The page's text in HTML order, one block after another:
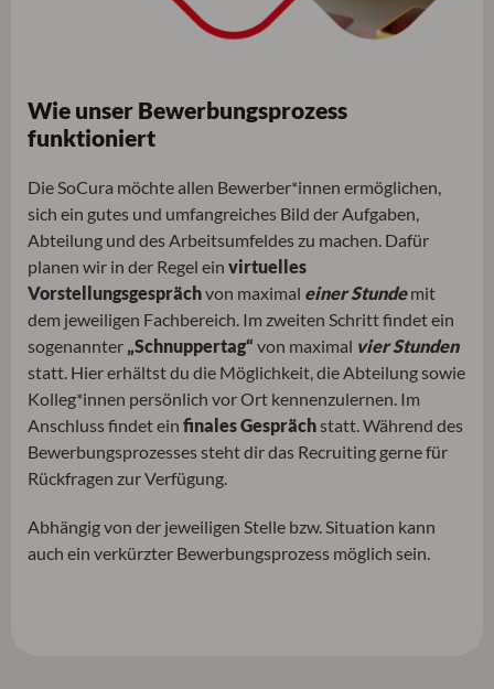
Wie unser Bewerbungsprozess
funktioniert
Die SoCura möchte allen Bewerber*innen ermöglichen,
sich ein gutes und umfangreiches Bild der Aufgaben,
Abteilung und des Arbeitsumfeldes zu machen. Dafür
planen wir in der Regel einvirtuelles
Vorstellungsgesprächvon maximal einer Stundemit
dem jeweiligen Fachbereich. Im zweiten Schritt findet ein
sogenannter „Schnuppertag“ von maximal vier Stunden
statt. Hier erhältst du die Möglichkeit, die Abteilung sowie
Kolleg*innen persönlich vor Ort kennenzulernen. Im
Anschluss findet einfinales Gesprächstatt. Während des
Bewerbungsprozesses steht dir das Recruiting gerne für
Rückfragen zur Verfügung.
Abhängig von der jeweiligen Stelle bzw. Situation kann
auch ein verkürzter Bewerbungsprozess möglich sein.